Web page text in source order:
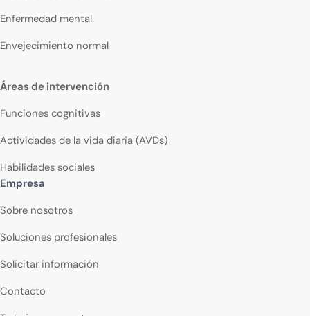
Enfermedad mental
Envejecimiento normal
Áreas de intervención
Funciones cognitivas
Actividades de la vida diaria (AVDs)
Habilidades sociales
Empresa
Sobre nosotros
Soluciones profesionales
Solicitar información
Contacto